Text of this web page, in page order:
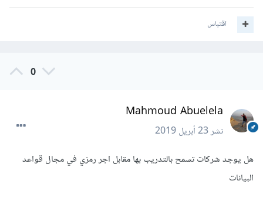
اقتباس
0
Mahmoud Abuelela
نشر23 أبريل 2019
هل يوجد شركات تسمح بالتدريب بها مقابل اجر رمزي في مجال قواعد
البيانات